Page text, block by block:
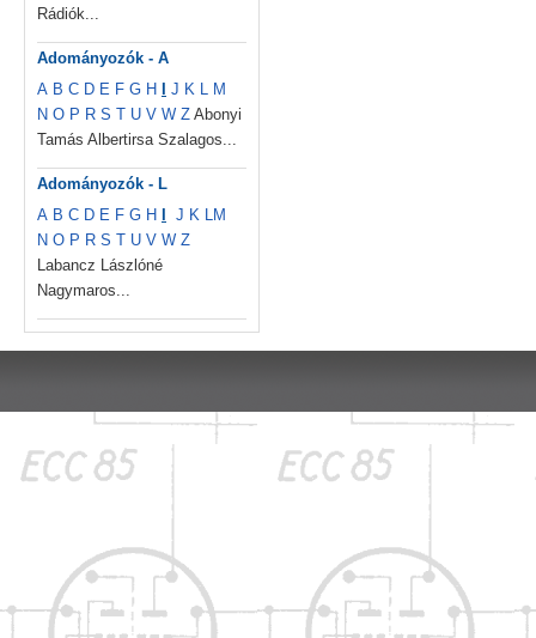
Rádiók...
Adományozók - A
A B C D E F G H J K L M
N O P R S T U V W Z Abonyi
Tamás Albertirsa Szalagos...
Adományozók - L
A B C D E F G H J K LM
N O P R S T U V W Z
Labancz Lászlóné
Nagymaros...